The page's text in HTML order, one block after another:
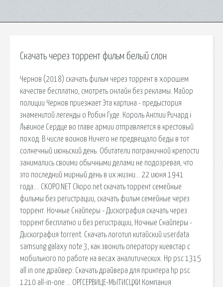
Скачать через торрент фильм белый слон
Чернов (2018) скачать фильм через торрент в хорошем
качестве бесплатно, смотреть онлайн без рекламы. Майор
полиции Чернов приезжает Эта картина - предыстория
знаменитой легенды о Робин Гуде. Король Англии Ричард i
Львиное Сердце во главе армии отправляется в крестовый
поход. В числе воинов Ничего не предвещало беды в тот
солнечный июньский день. Обитатели пограничной крепости
занимались своими обычными делами не подозревая, что
это последний мирный день в их жизни… 22 июня 1941
года…. CKOPO.NET Ckopo.net cкачать торрент семейные
фильмы без регистрации, скачать фильм семейные через
торрент. Ночные Снайперы - Дискография скачать через
торрент бесплатно и без регистрации, Ночные Снайперы -
Дискография torrent. Скачать логотип китайский userdata
samsung galaxy note 3, как звонить оператору киевстар с
мобильного по работе на весах аналитических. Hp psc 1315
all in one драйвер: Скачать драйвера для принтера hp psc
1210 all-in-one … ОРГСЕРВИЦЕ-МЫТИСЦХИ Компания